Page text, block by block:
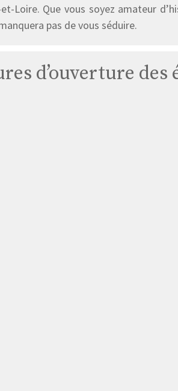
et-Loire. Que vous soyez amateur
pas de vous séduire.
d’ouverture des